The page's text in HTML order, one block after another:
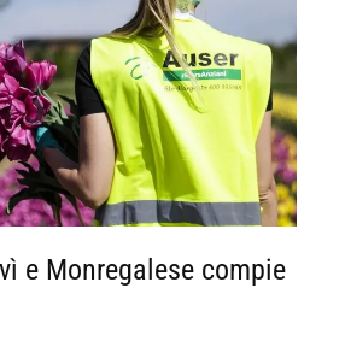
e Monregalese compie